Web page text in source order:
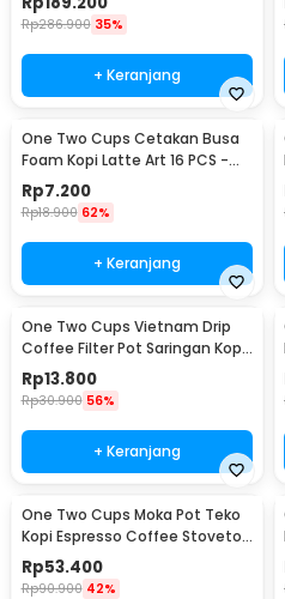
Rp286.900 35%
+ Keranjang
One Two Cups Cetakan Busa
Foam Kopi Latte Art 16 PCS -
JJYE01
Rp7.200
Rp18.900 62%
+ Keranjang
One Two Cups Vietnam Drip
Coffee Filter Pot Saringan Kopi
180ml 8Q - LC1
Rp13.800
Rp30.900 56%
+ Keranjang
One Two Cups Moka Pot Teko
Kopi Espresso Coffee Stovetop
2 Cup 100ml - Z20
Rp53.400
Rp90.900 42%